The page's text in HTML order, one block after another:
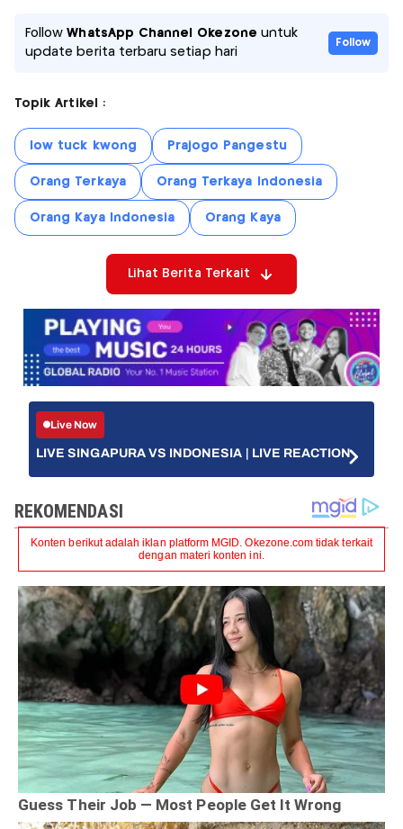
FollowWhatsApp Channel Okezone untuk
update berita terbaru setiap hari
Follow
Topik Artikel :
low tuck kwong Prajogo Pangestu
Orang Terkaya Orang Terkaya Indonesia
Orang Kaya Indonesia Orang Kaya
Lihat Berita Terkait
Live Now
LIVE SINGAPURA VS INDONESIA | LIVE REACTION